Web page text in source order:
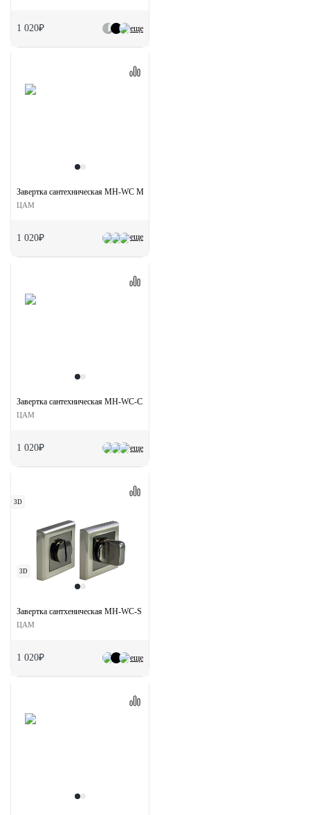
еще
1 020₽
еще
Завертка сантехническая MH-WC MAB на круглой розетке цвет матовая бронза
ЦАМ
1 020₽
еще
Завертка сантехническая MH-WC-CLASSIC PC на круглой розетке цвет хром
ЦАМ
1 020₽
3D
3D
еще
Завертка сантхеническая MH-WC-S SN/BN на квадратной розетке цвет бел.
ЦАМ
1 020₽